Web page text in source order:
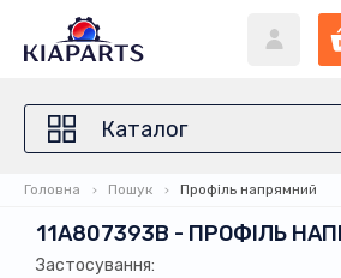
Каталог
Головна Пошук Профіль напрямний
11A807393B - ПРОФІЛЬ
Застосування: